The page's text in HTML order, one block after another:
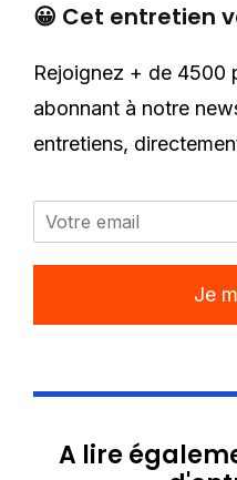
😀 Cet entretien
Rejoignez + de 4500
abonnant à notre
entretiens,
Je
A lire